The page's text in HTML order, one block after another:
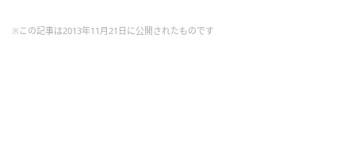
※この記事は2013年11月21日に公開されたものです